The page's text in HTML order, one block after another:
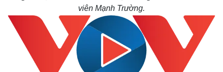
Kinh tế
Bất động sản
Thị trường
Giá vàng
viên Mạnh Trường.